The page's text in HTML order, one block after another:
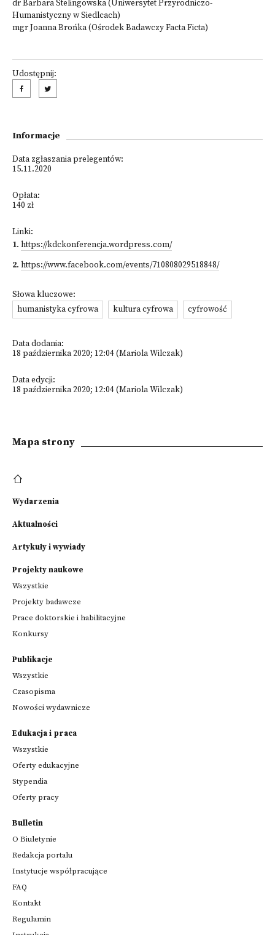
dr Barbara Stelingowska (Uniwersytet Przyrodniczo-
Humanistyczny w Siedlcach)
mgr Joanna Brońka (Ośrodek Badawczy Facta Ficta)
Udostępnij:
Informacje
Data zgłaszania prelegentów:
15.11.2020
Opłata:
140 zł
Linki:
1. https://kdckonferencja.wordpress.com/
2. https://www.facebook.com/events/710808029518848/
Słowa kluczowe:
humanistyka cyfrowa
kultura cyfrowa cyfrowość
Data dodania:
18 października 2020; 12:04 (Mariola Wilczak)
Data edycji:
18 października 2020; 12:04 (Mariola Wilczak)
Mapa strony
Wydarzenia
Aktualności
Artykuły i wywiady
Projekty naukowe
Wszystkie
Projekty badawcze
Prace doktorskie i habilitacyjne
Konkursy
Publikacje
Wszystkie
Czasopisma
Nowości wydawnicze
Edukacja i praca
Wszystkie
Oferty edukacyjne
Stypendia
Oferty pracy
Bulletin
O Biuletynie
Redakcja portalu
Instytucje współpracujące
FAQ
Kontakt
Regulamin